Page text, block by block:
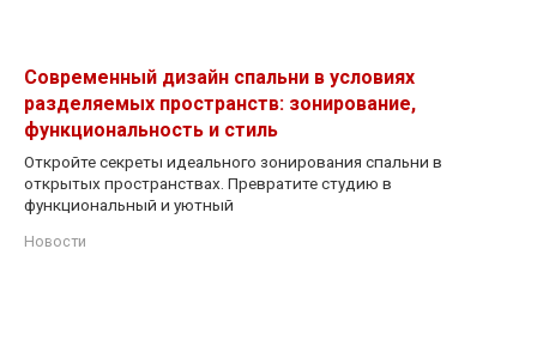
Современный дизайн спальни в условиях
разделяемых пространств: зонирование,
функциональность и стиль
Откройте секреты идеального зонирования спальни в
открытых пространствах. Превратите студию в
функциональный и уютный
Новости